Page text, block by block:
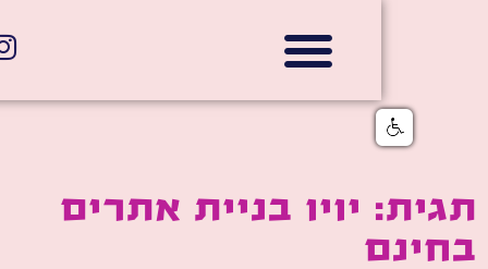
יויו בניית אתרים